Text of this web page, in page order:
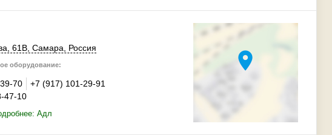
61В, Самара Россия
оборудование:
70
+7 (917) 101-29-91
47-10
Адл
location_on